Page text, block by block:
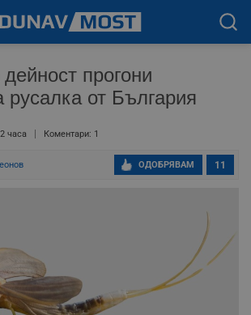
прогони
русалка от България
часа Коментари: 1
11
ОДОБРЯВАМ